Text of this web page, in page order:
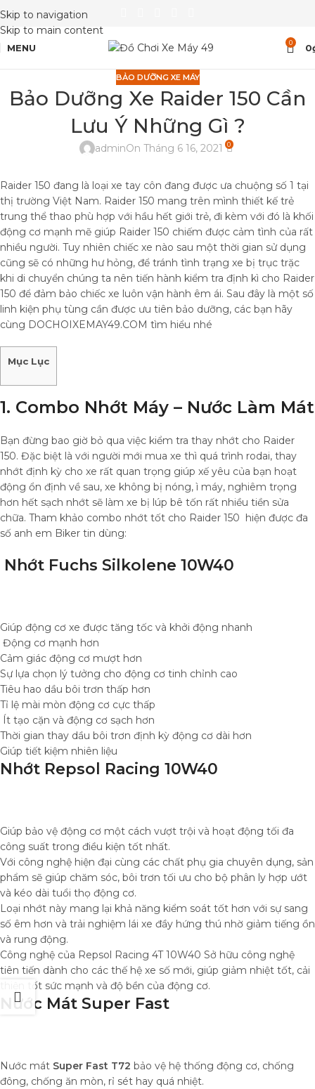
Skip to navigation
Skip to main content
MENU 0 0
BẢO DƯỠNG XE MÁY
Bảo Dưỡng Xe Raider 150 Cần
Lưu Ý Những Gì ?
adminOn Tháng 6 16, 2021 0
Raider 150 đang là loại xe tay côn đang được ưa chuộng số 1 tại
thị trường Việt Nam. Raider 150 mang trên mình thiết kế trẻ
trung thể thao phù hợp với hầu hết giới trẻ, đi kèm với đó là khối
động cơ mạnh mẽ giúp Raider 150 chiếm được cảm tình của rất
nhiều người. Tuy nhiên chiếc xe nào sau một thời gian sử dụng
cũng sẽ có những hư hỏng, để tránh tình trạng xe bị trục trặc
khi di chuyển chúng ta nên tiến hành kiểm tra định kì cho Raider
150 để đảm bảo chiếc xe luôn vận hành êm ái. Sau đây là một số
linh kiện phụ tùng cần được ưu tiên bảo dưỡng, các bạn hãy
cùng DOCHOIXEMAY49.COM tìm hiểu nhé
Mục Lục
1. Combo Nhớt Máy – Nước Làm Mát
Bạn đừng bao giờ bỏ qua việc kiểm tra thay nhớt cho Raider
150. Đặc biệt là với người mới mua xe thì quá trình rodai, thay
nhớt định kỳ cho xe rất quan trọng giúp xế yêu của bạn hoạt
động ổn định về sau, xe không bị nóng, ì máy, nghiêm trọng
hơn hết sạch nhớt sẽ làm xe bị lúp bê tốn rất nhiều tiền sửa
chữa. Tham khảo combo nhớt tốt cho Raider 150 hiện được đa
số anh em Biker tin dùng:
Nhớt Fuchs Silkolene 10W40
Giúp động cơ xe được tăng tốc và khởi động nhanh
Động cơ mạnh hơn
Cảm giác động cơ mượt hơn
Sự lựa chọn lý tưởng cho động cơ tinh chỉnh cao
Tiêu hao dầu bôi trơn thấp hơn
Tỉ lệ mài mòn động cơ cực thấp
Ít tạo cặn và động cơ sạch hơn
Thời gian thay dầu bôi trơn định kỳ động cơ dài hơn
Giúp tiết kiệm nhiên liệu
Nhớt Repsol Racing 10W40
Giúp bảo vệ động cơ một cách vượt trội và hoạt động tối đa
công suất trong điều kiện tốt nhất.
Với công nghệ hiện đại cùng các chất phụ gia chuyên dụng, sản
phẩm sẽ giúp chăm sóc, bôi trơn tối ưu cho bộ phân ly hợp ướt
và kéo dài tuổi thọ động cơ.
Loại nhớt này mang lại khả năng kiểm soát tốt hơn với sự sang
số êm hơn và trải nghiệm lái xe đầy hứng thú nhờ giảm tiếng ồn
và rung động.
Công nghệ của Repsol Racing 4T 10W40 Sở hữu công nghệ
tiên tiến dành cho các thế hệ xe số mới, giúp giảm nhiệt tốt, cải
thiện tốt sức mạnh và độ bền của động cơ.
Nước Mát Super Fast
Nước mát Super Fast T72 bảo vệ hệ thống động cơ, chống
đông, chống ăn mòn, rỉ sét hay quá nhiệt.